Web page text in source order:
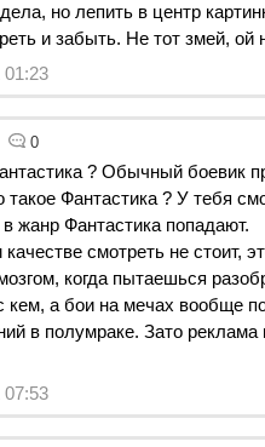
но лепить в центр
и забыть. Не тот змей, ой
01:23
0
? Обычный боевик
такое Фантастика ? У тебя
жанр Фантастика попадают.
смотреть не стоит,
когда пытаешься
кем, а бои на мечах вообще
в полумраке. Зато реклама
07:53